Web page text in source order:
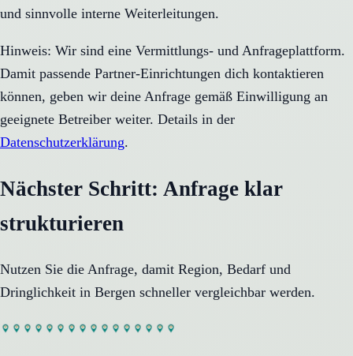
und sinnvolle interne Weiterleitungen.
Hinweis: Wir sind eine Vermittlungs- und Anfrageplattform.
Damit passende Partner-Einrichtungen dich kontaktieren
können, geben wir deine Anfrage gemäß Einwilligung an
geeignete Betreiber weiter. Details in der
Datenschutzerklärung.
Nächster Schritt: Anfrage klar
strukturieren
Nutzen Sie die Anfrage, damit Region, Bedarf und
Dringlichkeit in Bergen schneller vergleichbar werden.